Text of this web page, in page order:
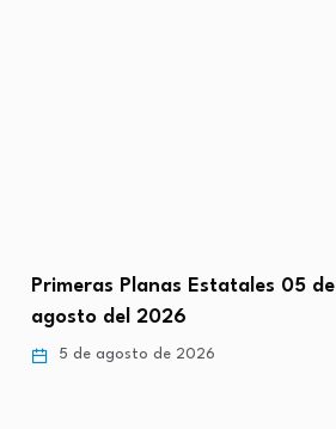
Primeras Planas Estatales 05 de
agosto del 2026
5 de agosto de 2026